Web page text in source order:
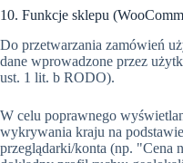
10. Funkcje sklepu
Do przetwarzania zamówień
dane wprowadzone przez
ust. 1 lit. b RODO).
W celu poprawnego
wykrywania kraju na
przeglądarki/konta (np. "Cena